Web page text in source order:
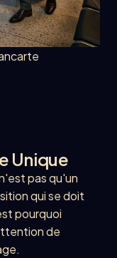
Unique
pas qu'un
qui se doit
pourquoi
de